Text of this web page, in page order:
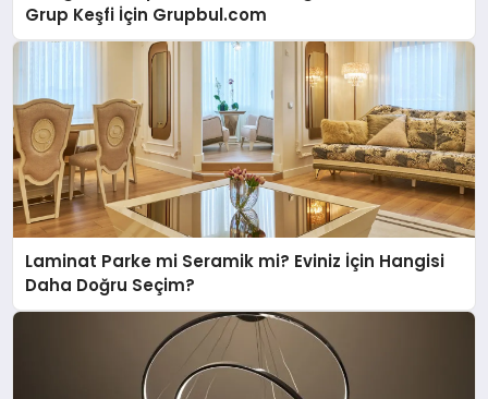
Grup Keşfi İçin Grupbul.com
Laminat Parke mi Seramik mi? Eviniz İçin Hangisi
Daha Doğru Seçim?